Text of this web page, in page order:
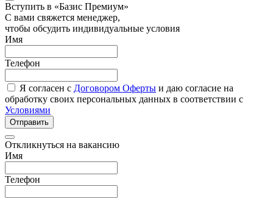
Вступить в «Базис Премиум»
С вами свяжется менеджер,
чтобы обсудить индивидуальные условия
Имя
Телефон
Я согласен с Договором Оферты и даю согласие на
обработку своих персональных данных в соответствии с
Условиями
Отправить
Откликнуться на вакансию
Имя
Телефон